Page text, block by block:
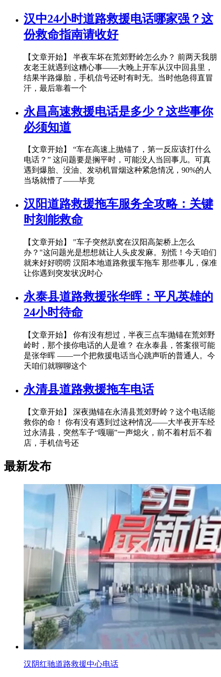
汉中24小时道路救援电话哪家强？这
份救命指南请收好
【文章开始】 半夜车坏在荒郊野岭怎么办？ 前两天我朋
友老王就遇到这糟心事——大晚上开车从汉中回县里，
结果半路爆胎，手机信号还时有时无。当时他急得直冒
汗，最后靠着一个
永昌高速救援电话是多少？这些事你
必须知道
【文章开始】 “车在高速上抛锚了，第一反应该打什么
电话？” 这问题要是搁平时，可能没人当回事儿。可真
遇到爆胎、没油、发动机冒烟这种紧急情况，90%的人
当场就懵了——毕竟
汉阳道路救援拖车服务全攻略：关键
时刻能救命
【文章开始】 "车子突然趴窝在汉阳高架桥上怎么
办？"这问题光是想想就让人头皮发麻。别慌！今天咱们
就来好好唠唠 汉阳本地道路救援车拖车 那些事儿，保准
让你遇到突发状况时心
永泰县道路救援张华晖：平凡英雄的
24小时待命
【文章开始】 你有没有想过，半夜三点车抛锚在荒郊野
岭时，那个接你电话的人是谁？ 在永泰县，答案很可能
是张华晖 ——一个把救援电话当心跳声听的普通人。今
天咱们就聊聊这个
永清县道路救援拖车电话
【文章开始】 深夜抛锚在永清县荒郊野岭？这个电话能
救你的命！ 你有没有遇到过这种情况——大半夜开车经
过永清县，突然车子“嘎嘣”一声熄火，前不着村后不着
店，手机信号还
最新发布
汉阴红驰道路救援中心电话